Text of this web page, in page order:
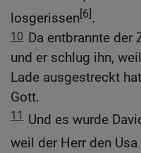
losgerissen[6].
10 Da entbrannte der
und er schlug ihn,
Lade ausgestreckt
Gott.
11 Und es wurde
weil der Herr den